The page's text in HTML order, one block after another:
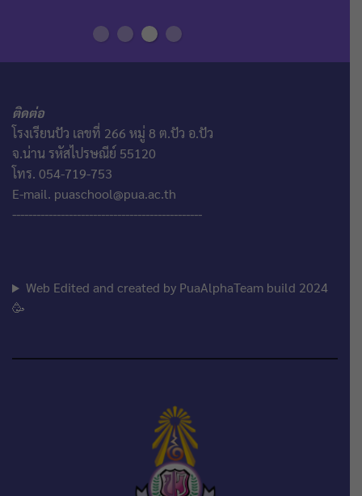
ติดต่อ
โรงเรียนปัว เลขที่ 266 หมู่ 8 ต.ปัว อ.ปัว
จ.น่าน รหัสไปรษณีย์ 55120
โทร. 054-719-753
E-mail. puaschool@pua.ac.th
-----------------------------------------------
Web Edited and created by PuaAlphaTeam build 2024
🥳